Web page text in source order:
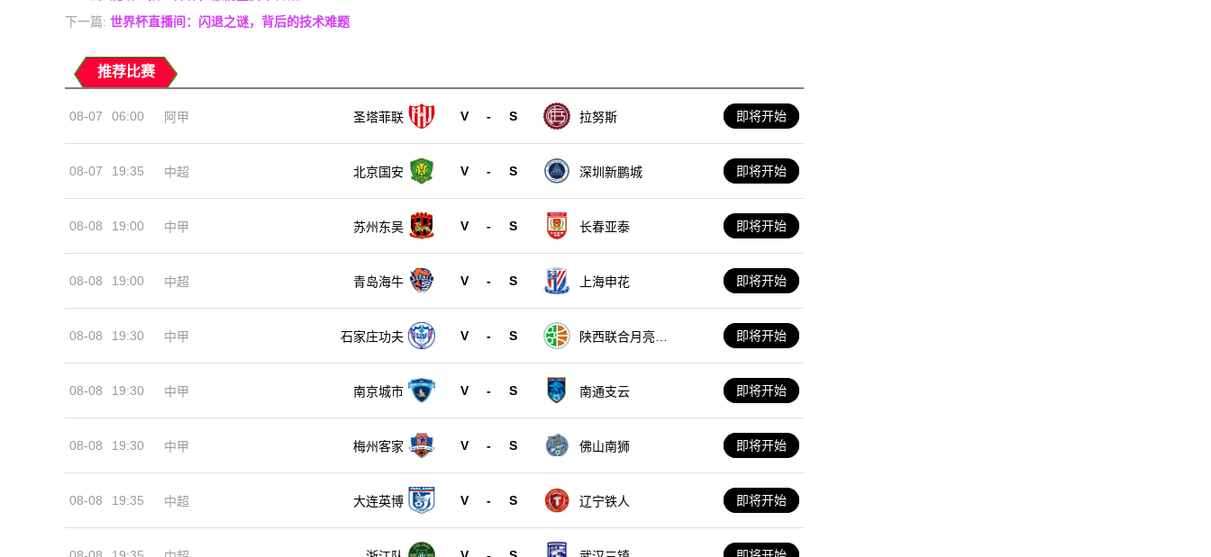
下一篇: 世界杯直播间：闪退之谜，背后的技术难题
推荐比赛
08-07 06:00 阿甲 圣塔菲联 V - S 拉努斯 即将开始
08-07 19:35 中超 北京国安 V - S 深圳新鹏城 即将开始
08-08 19:00 中甲 苏州东吴 V - S 长春亚泰 即将开始
08-08 19:00 中超 青岛海牛 V - S 上海申花 即将开始
08-08 19:30 中甲 石家庄功夫 V - S
陕西联合月亮泊
即将开始
08-08 19:30 中甲 南京城市 V - S 南通支云 即将开始
08-08 19:30 中甲 梅州客家 V - S 佛山南狮 即将开始
08-08 19:35 中超 大连英博 V - S 辽宁铁人 即将开始